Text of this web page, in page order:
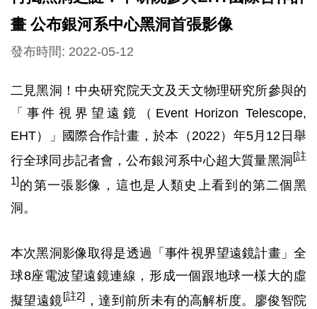
畫 公布銀河系中心黑洞首張影像
發布時間: 2022-05-12
二見黑洞！中央研究院天文及天文物理研究所參與的
「事件視界望遠鏡（Event Horizon Telescope,
EHT）」國際合作計畫，於本（2022）年5月12日舉
行全球同步記者會，公布銀河系中心超大質量黑洞 [註
1]的第一張影像，這也是人類史上看到的第二個黑
洞。
本次黑洞影像取得是透過「事件視界望遠鏡計畫」全
球8座電波望遠鏡連線，形成一個跟地球一樣大的虛
擬望遠鏡[註2] ，達到前所未有的高解析度。廖俊智院